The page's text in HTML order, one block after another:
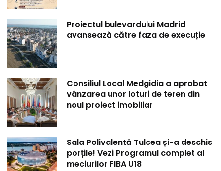
Proiectul bulevardului Madrid
avansează către faza de execuție
Consiliul Local Medgidia a aprobat
vânzarea unor loturi de teren din
noul proiect imobiliar
Sala Polivalentă Tulcea și-a deschis
porțile! Vezi Programul complet al
meciurilor FIBA U18